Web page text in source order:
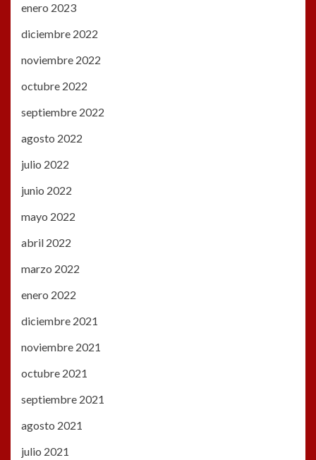
enero 2023
diciembre 2022
noviembre 2022
octubre 2022
septiembre 2022
agosto 2022
julio 2022
junio 2022
mayo 2022
abril 2022
marzo 2022
enero 2022
diciembre 2021
noviembre 2021
octubre 2021
septiembre 2021
agosto 2021
julio 2021